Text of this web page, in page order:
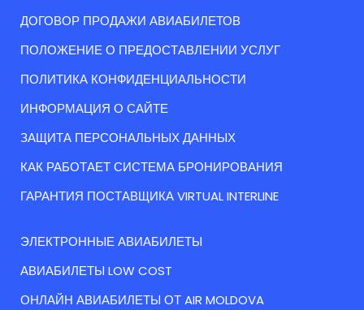
ДОГОВОР ПРОДАЖИ АВИАБИЛЕТОВ
ПОЛОЖЕНИЕ О ПРЕДОСТАВЛЕНИИ УСЛУГ
ПОЛИТИКА КОНФИДЕНЦИАЛЬНОСТИ
ИНФОРМАЦИЯ О САЙТЕ
ЗАЩИТА ПЕРСОНАЛЬНЫХ ДАННЫХ
КАК РАБОТАЕТ СИСТЕМА БРОНИРОВАНИЯ
ГАРАНТИЯ ПОСТАВЩИКА VIRTUAL INTERLINE
ЭЛЕКТРОННЫЕ АВИАБИЛЕТЫ
АВИАБИЛЕТЫ LOW COST
ОНЛАЙН АВИАБИЛЕТЫ ОТ AIR MOLDOVA